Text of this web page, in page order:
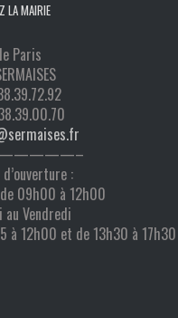
LA MAIRIE
Paris
:
09h00 à 12h00
au Vendredi
à 12h00 et de 13h30 à 17h30